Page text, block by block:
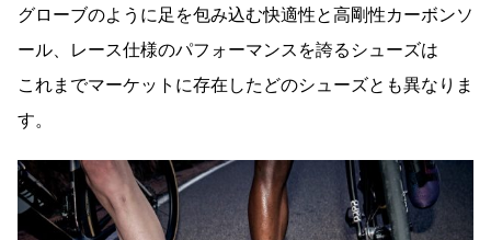
グローブのように足を包み込む快適性と高剛性カーボンソ
ール、レース仕様のパフォーマンスを誇るシューズは
これまでマーケットに存在したどのシューズとも異なりま
す。